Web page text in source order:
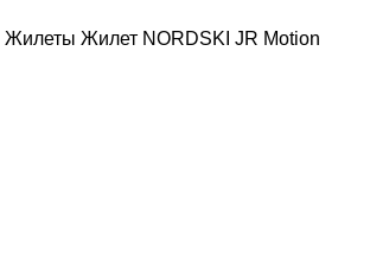
Жилеты Жилет NORDSKI JR Motion